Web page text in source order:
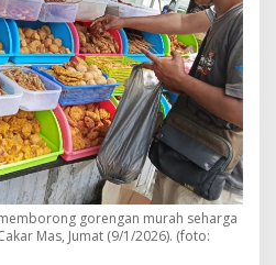
S
u
s
a
h
M
o
v
e
O
n
gorengan murah seharga
Mas, Jumat (9/1/2026). (foto: